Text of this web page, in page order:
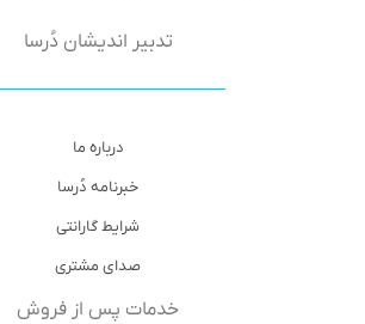
تدبیر اندیشان دُرسا
درباره ما
خبرنامه دُرسا
شرایط گارانتی
صدای مشتری
خدمات پس از فروش